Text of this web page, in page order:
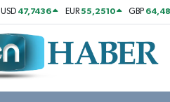
USD 47,7436 EUR55,2510 GBP